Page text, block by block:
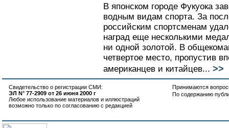
В японском городе Фукуока
водным видам спорта. За
российским спортсменам
наград еще несколькими
ни одной золотой. В
четвертое место, пропустив
американцев и китайцев... >>
Свидетельство о регистрации СМИ:
ЭЛ N° 77-2909 от 26 июня 2000 г
Любое использование материалов и иллюстраций
возможно только по согласованию с редакцией
Принимаются
По содержанию